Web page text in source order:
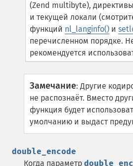
(Zend multibyte), директивы
и текущей локали
функций nl_langinfo() и
перечисленном порядке.
рекомендуется
Замечание:Другие
не распознаёт. Вместо
функция будет
умолчанию и выдаст
double_encode
Когда параметр